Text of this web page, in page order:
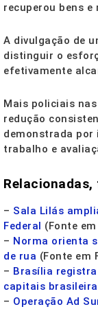
recuperou bens
A divulgação de
distinguir o
efetivamente
Mais policiais
redução
demonstrada por
trabalho e
– Sala Lilás
Federal (Fonte
– Norma orienta
de rua (Fonte em
– Brasília
capitais
– Operação Ad